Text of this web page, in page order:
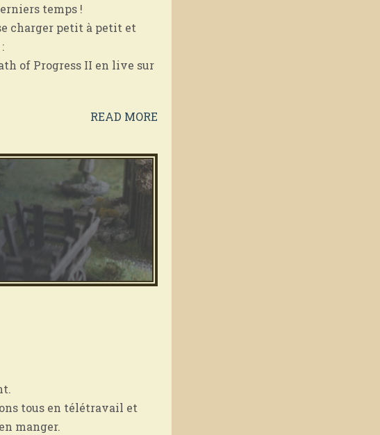
temps !
charger petit à petit et
of Progress II en live sur
READ MORE
tous en télétravail et
manger.